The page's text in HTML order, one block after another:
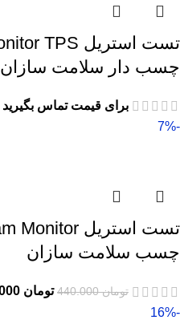
چسب دار سلامت سازان
برای قیمت تماس بگیرید
-7%
چسب سلامت سازان
تومان440.000 تومان
-16%